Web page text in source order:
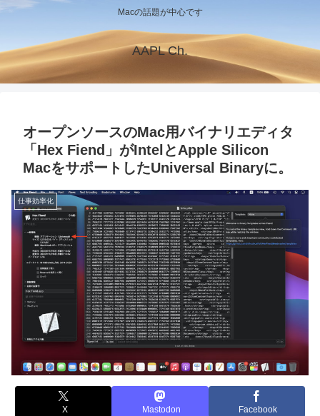
Macの話題が中心です
AAPL Ch.
オープンソースのMac用バイナリエディタ
「Hex Fiend」がIntelとApple Silicon
MacをサポートしたUniversal Binaryに。
仕事効率化
X Mastodon Facebook